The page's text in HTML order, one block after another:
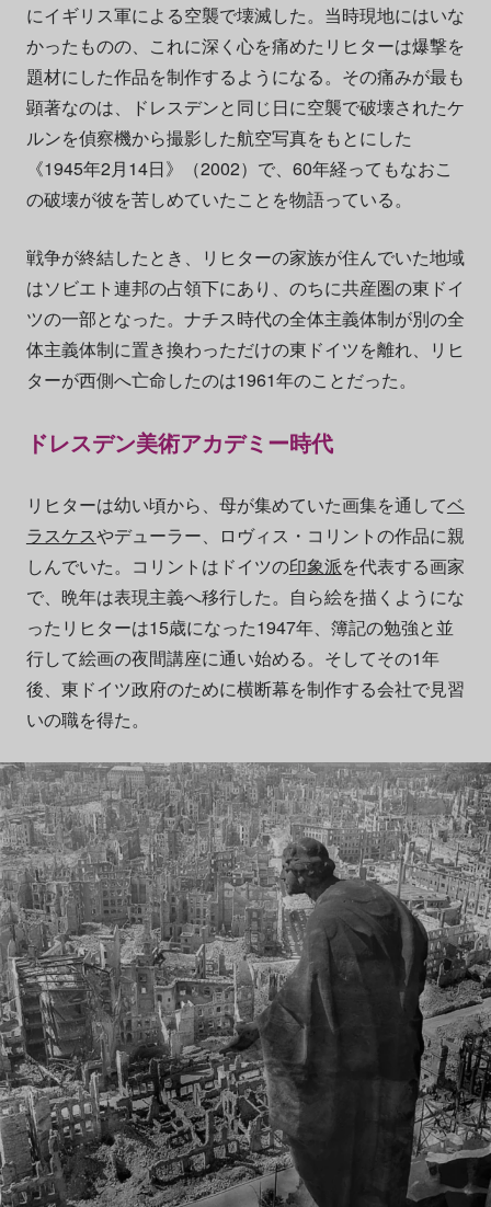
にイギリス軍による空襲で壊滅した。当時現地にはいな
かったものの、これに深く心を痛めたリヒターは爆撃を
題材にした作品を制作するようになる。その痛みが最も
顕著なのは、ドレスデンと同じ日に空襲で破壊されたケ
ルンを偵察機から撮影した航空写真をもとにした
《1945年2月14日》（2002）で、60年経ってもなおこ
の破壊が彼を苦しめていたことを物語っている。
戦争が終結したとき、リヒターの家族が住んでいた地域
はソビエト連邦の占領下にあり、のちに共産圏の東ドイ
ツの一部となった。ナチス時代の全体主義体制が別の全
体主義体制に置き換わっただけの東ドイツを離れ、リヒ
ターが西側へ亡命したのは1961年のことだった。
ドレスデン美術アカデミー時代
リヒターは幼い頃から、母が集めていた画集を通してベ
ラスケスやデューラー、ロヴィス・コリントの作品に親
しんでいた。コリントはドイツの印象派を代表する画家
で、晩年は表現主義へ移行した。自ら絵を描くようにな
ったリヒターは15歳になった1947年、簿記の勉強と並
行して絵画の夜間講座に通い始める。そしてその1年
後、東ドイツ政府のために横断幕を制作する会社で見習
いの職を得た。